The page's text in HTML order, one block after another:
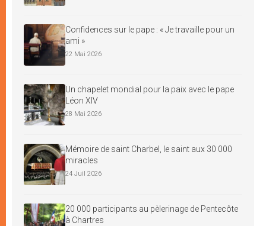
Confidences sur le pape : « Je travaille pour un
ami »
22 Mai 2026
Un chapelet mondial pour la paix avec le pape
Léon XIV
28 Mai 2026
Mémoire de saint Charbel, le saint aux 30 000
miracles
24 Juil 2026
20 000 participants au pèlerinage de Pentecôte
à Chartres